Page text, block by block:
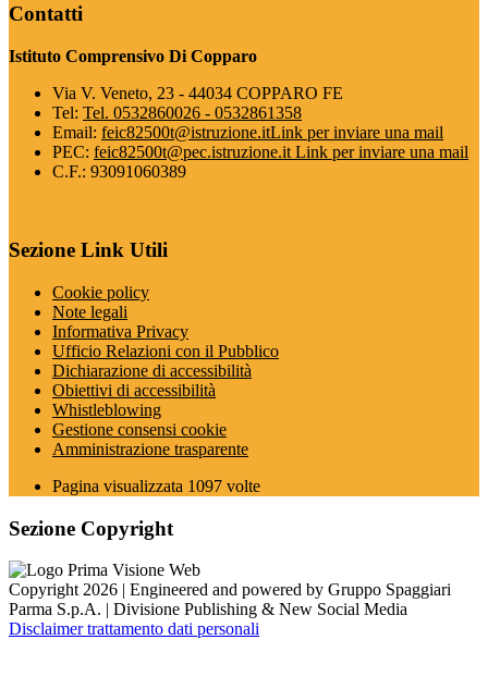
Contatti
Istituto Comprensivo Di Copparo
Via V. Veneto, 23 - 44034 COPPARO FE
Tel: Tel. 0532860026 - 0532861358
Email: feic82500t@istruzione.itLink per inviare una mail
PEC: feic82500t@pec.istruzione.it Link per inviare una mail
C.F.: 93091060389
Sezione Link Utili
Cookie policy
Note legali
Informativa Privacy
Ufficio Relazioni con il Pubblico
Dichiarazione di accessibilità
Obiettivi di accessibilità
Whistleblowing
Gestione consensi cookie
Amministrazione trasparente
Pagina visualizzata 1097 volte
Sezione Copyright
Copyright 2026 | Engineered and powered by Gruppo Spaggiari
Parma S.p.A. | Divisione Publishing & New Social Media
Disclaimer trattamento dati personali